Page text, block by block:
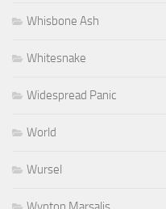
Whisbone Ash
Whitesnake
Widespread Panic
World
Wursel